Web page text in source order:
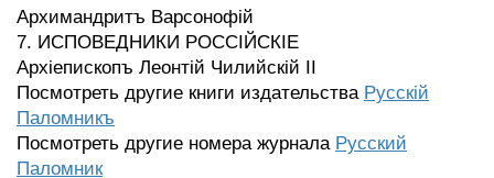
Архимандритъ Варсонофiй
7. ИСПОВЕДНИКИ РОССIЙСКIЕ
Архiепископъ Леонтiй Чилийскiй II
Посмотреть другие книги издательства Русскiй
Паломникъ
Посмотреть другие номера журнала Русский
Паломник